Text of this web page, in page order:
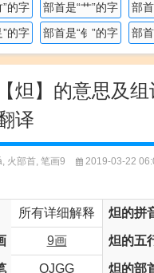
”的字
部首是“艹”的字
部
”的字
部首是“钅”的字 部
炟】的意思及组
译
, 火部首, 笔画9 2019-03-22
所有详细解释 炟的拼
9画 炟的五
OJGG 炟的部